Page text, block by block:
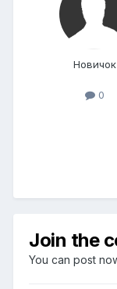
Новичок
0
Join the
You can post